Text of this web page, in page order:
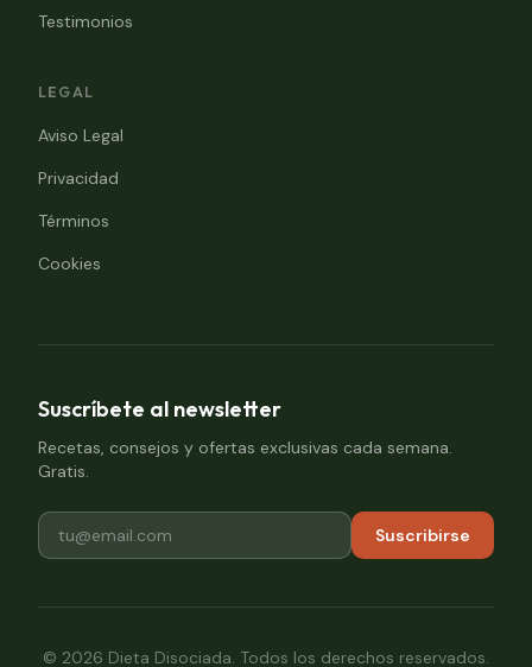
Testimonios
LEGAL
Aviso Legal
Privacidad
Términos
Cookies
Suscríbete al newsletter
Recetas, consejos y ofertas exclusivas cada semana.
Gratis.
Suscribirse
© 2026 Dieta Disociada. Todos los derechos reservados.